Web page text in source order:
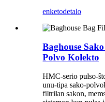
enketodetalo
Baghouse
Polvo Kolekto
HMC-serio pulso-
unu-tipa sako-
filtrilan sakon,